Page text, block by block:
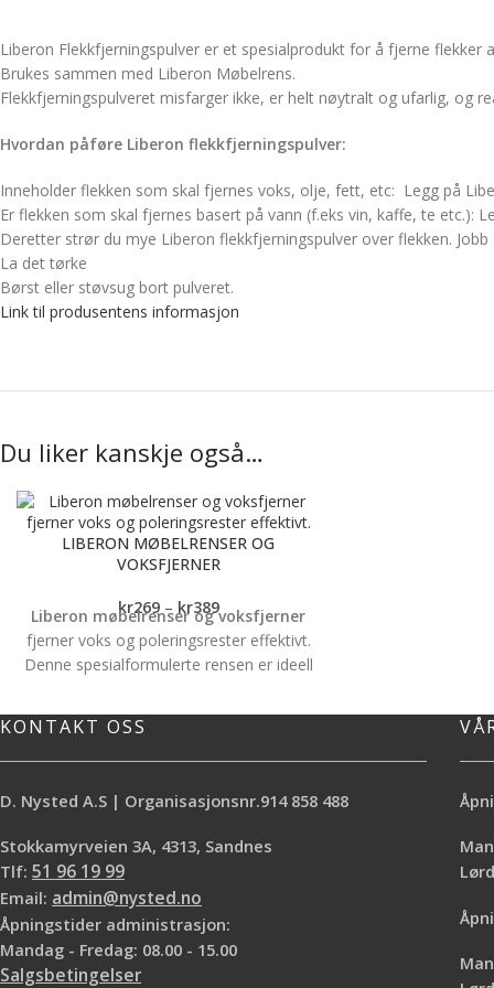
Liberon Flekkfjerningspulver er et spesialprodukt for å fjerne
Brukes sammen med Liberon Møbelrens.
Flekkfjerningspulveret misfarger ikke, er helt nøytralt og ufarlig, og
Hvordan påføre Liberon flekkfjerningspulver:
Inneholder flekken som skal fjernes voks, olje, fett, etc: Legg på
Er flekken som skal fjernes basert på vann (f.eks vin, kaffe, te etc.):
Deretter strør du mye Liberon flekkfjerningspulver over flekken.
La det tørke
Børst eller støvsug bort pulveret.
Link til produsentens informasjon
Du liker kanskje også…
LIBERON MØBELRENSER OG
VOKSFJERNER
kr269 – kr389
Liberon møbelrenser og voksfjerner
fjerner voks og poleringsrester effektivt.
Denne spesialformulerte rensen er ideell
på dine tre- og metallmøbler uten å skade
overflaten. Liberon Møbelrenser og
voksfjerner brukes før påføring av olje,
Liberon Wax and polish remover, men det
er samme innholdet. Bruksområde:
Fjerning av voks og poleringsrester
Materialkompatibilitet: Tre og metall
250ml eller 500ml emballasje
KONTAKT OSS
D. Nysted A.S | Organisasjonsnr.914 858 488
Stokkamyrveien 3A, 4313, Sandnes
Tlf: 51 96 19 99
Email: admin@nysted.no
Åpningstider administrasjon:
Mandag - Fredag: 08.00 - 15.00
Salgsbetingelser